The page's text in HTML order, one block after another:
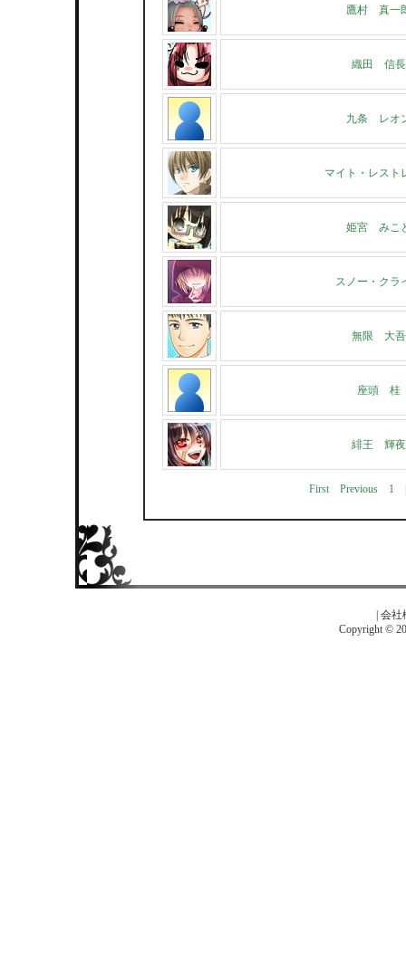
鷹村 真一
織田 信長
九条 レオ
マイト・レスト
姫宮 みこ
スノー・クラ
無限 大吾
座頭 桂
緋王 輝夜
First Previous 1
会社
Copyright ©